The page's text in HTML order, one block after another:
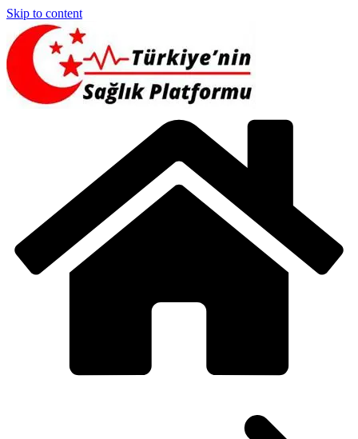
Skip to content